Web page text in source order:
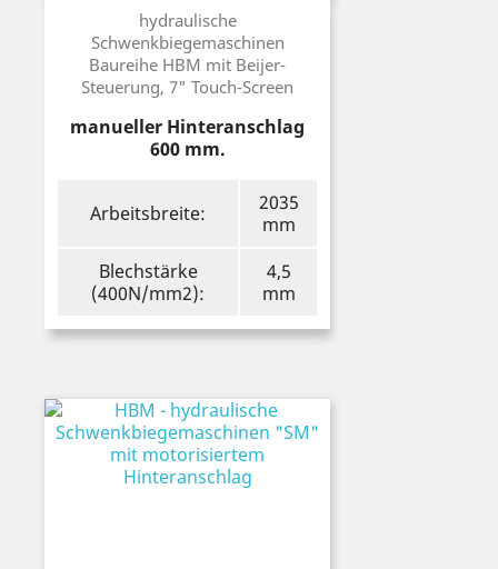
Preis
hydraulische
Schwenkbiegemaschinen
Baureihe HBM mit Beijer-
Steuerung, 7" Touch-Screen
manueller Hinteranschlag
600 mm.
Arbeitsbreite:
2035
mm
Blechstärke
(400N/mm2):
4,5
mm